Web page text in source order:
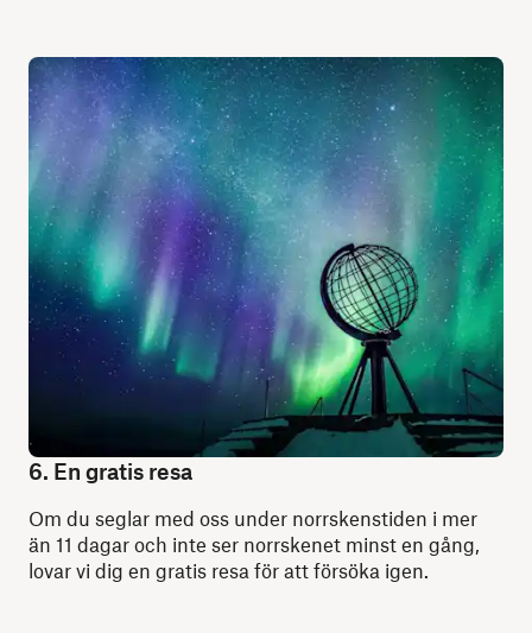
6. En gratis resa
Om du seglar med oss under norrskenstiden i mer
än 11 dagar och inte ser norrskenet minst en gång,
lovar vi dig en gratis resa för att försöka igen.